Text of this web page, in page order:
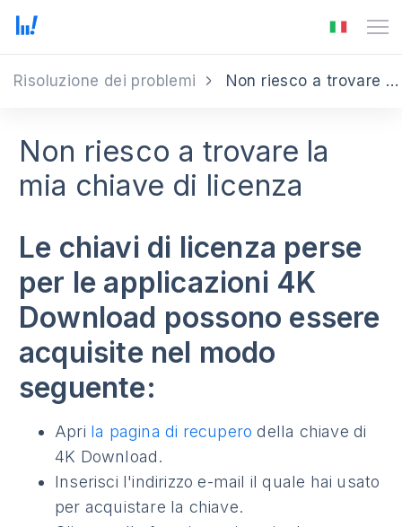
Risoluzione dei problemi Non riesco a trovare la mia chiave di licenza
Non riesco a trovare la
mia chiave di licenza
Le chiavi di licenza perse
per le applicazioni 4K
Download possono essere
acquisite nel modo
seguente:
Apri la pagina di recupero della chiave di
4K Download.
Inserisci l'indirizzo e-mail il quale hai usato
per acquistare la chiave.